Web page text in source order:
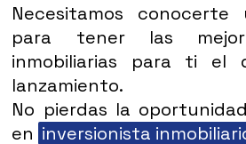
Necesitamos
para tener las
inmobiliarias para ti el
lanzamiento.
No pierdas la
en inversionista